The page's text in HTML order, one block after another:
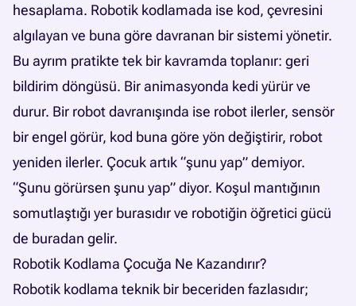
hesaplama. Robotik kodlamada ise kod, çevresini
algılayan ve buna göre davranan bir sistemi yönetir.
Bu ayrım pratikte tek bir kavramda toplanır: geri
bildirim döngüsü. Bir animasyonda kedi yürür ve
durur. Bir robot davranışında ise robot ilerler, sensör
bir engel görür, kod buna göre yön değiştirir, robot
yeniden ilerler. Çocuk artık “şunu yap” demiyor.
“Şunu görürsen şunu yap” diyor. Koşul mantığının
somutlaştığı yer burasıdır ve robotiğin öğretici gücü
de buradan gelir.
Robotik Kodlama Çocuğa Ne Kazandırır?
Robotik kodlama teknik bir beceriden fazlasıdır;